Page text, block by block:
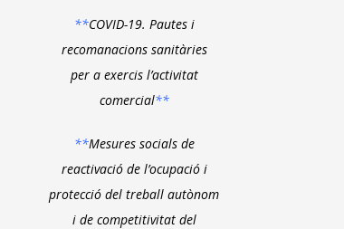
**COVID-19. Pautes i
recomanacions sanitàries
per a exercis l’activitat
comercial**
**Mesures socials de
reactivació de l’ocupació i
protecció del treball autònom
i de competitivitat del